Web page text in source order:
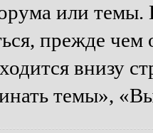
или
прежде
внизу
темы»,